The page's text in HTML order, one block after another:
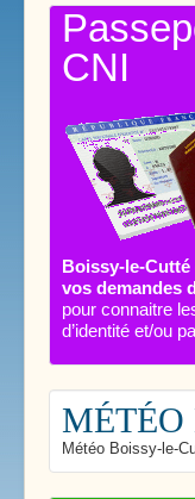
CNI
Boissy-le-
vos demandes
pour connaitre
d’identité et/ou
MÉTÉO
Météo Boissy-le-